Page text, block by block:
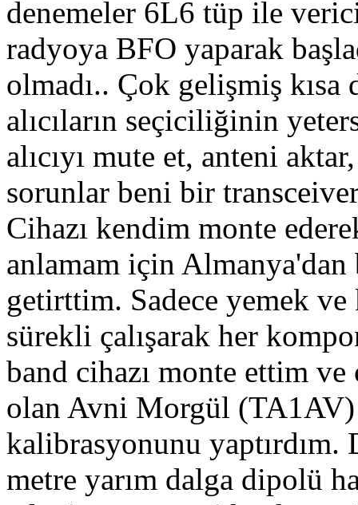
denemeler 6L6 tüp ile
radyoya BFO yaparak
olmadı.. Çok gelişmiş kısa
alıcıların seçiciliğinin
alıcıyı mute et, anteni
sorunlar beni bir
Cihazı kendim monte
anlamam için
getirttim. Sadece yemek ve
sürekli çalışarak her
band cihazı monte ettim
olan Avni Morgül (TA1AV)
kalibrasyonunu yaptırdım.
metre yarım dalga dipolü